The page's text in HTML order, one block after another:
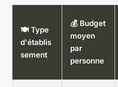
🍽️ Type
d'établis
sement
💰 Budget
moyen
par
personne